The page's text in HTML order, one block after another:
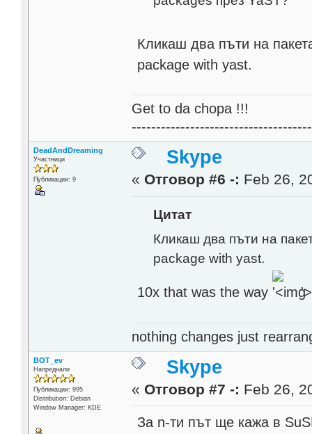
Кликаш два пъти на
package with yast.
Get to da chopa !!!
DeadAndDreaming
Участници
Публикации: 9
Skype
« Отговор #6 -: Feb 26,
Цитат
Кликаш два пъти на
package with yast.
10x that was the way '>
nothing changes just
BOT_ev
Напреднали
Публикации: 995
Distribution: Debian
Window Manager: KDE
Skype
« Отговор #7 -: Feb 26,
За n-ти път ще кажа в